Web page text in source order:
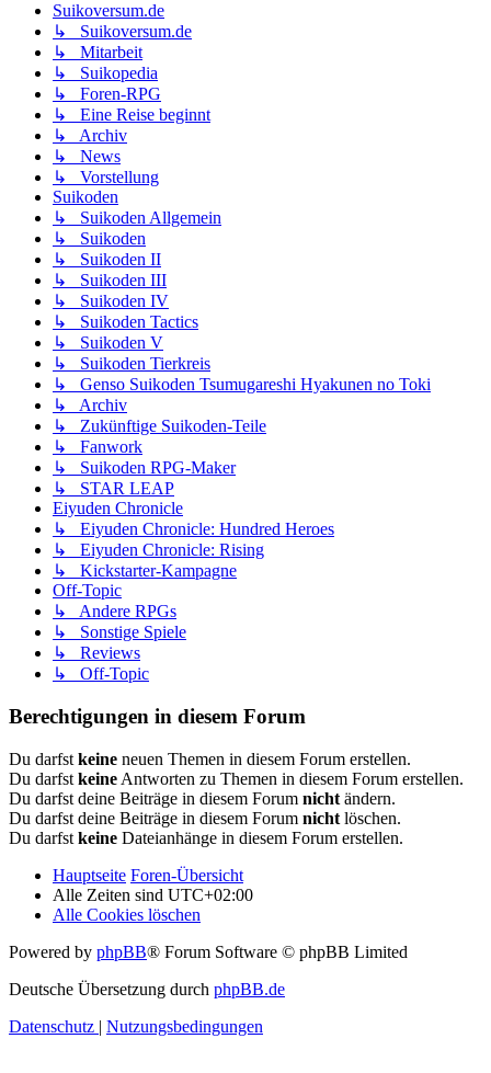
Suikoversum.de
↳ Suikoversum.de
↳ Mitarbeit
↳ Suikopedia
↳ Foren-RPG
↳ Eine Reise beginnt
↳ Archiv
↳ News
↳ Vorstellung
Suikoden
↳ Suikoden Allgemein
↳ Suikoden
↳ Suikoden II
↳ Suikoden III
↳ Suikoden IV
↳ Suikoden Tactics
↳ Suikoden V
↳ Suikoden Tierkreis
↳ Genso Suikoden Tsumugareshi Hyakunen no Toki
↳ Archiv
↳ Zukünftige Suikoden-Teile
↳ Fanwork
↳ Suikoden RPG-Maker
↳ STAR LEAP
Eiyuden Chronicle
↳ Eiyuden Chronicle: Hundred Heroes
↳ Eiyuden Chronicle: Rising
↳ Kickstarter-Kampagne
Off-Topic
↳ Andere RPGs
↳ Sonstige Spiele
↳ Reviews
↳ Off-Topic
Berechtigungen in diesem Forum
Du darfst keine neuen Themen in diesem Forum erstellen.
Du darfst keine Antworten zu Themen in diesem Forum erstellen.
Du darfst deine Beiträge in diesem Forum nicht ändern.
Du darfst deine Beiträge in diesem Forum nicht löschen.
Du darfst keine Dateianhänge in diesem Forum erstellen.
Hauptseite Foren-Übersicht
Alle Zeiten sind UTC+02:00
Alle Cookies löschen
Powered by phpBB® Forum Software © phpBB Limited
Deutsche Übersetzung durch phpBB.de
Datenschutz | Nutzungsbedingungen